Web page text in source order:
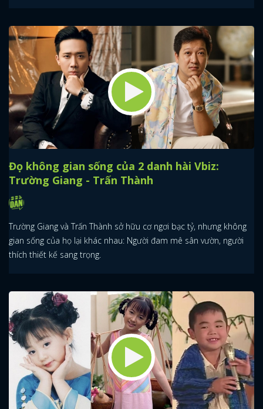
Đọ không gian sống của 2 danh hài Vbiz:
Trường Giang - Trấn Thành
Trường Giang và Trấn Thành sở hữu cơ ngơi bạc tỷ, nhưng không
gian sống của họ lại khác nhau: Người đam mê sân vườn, người
thích thiết kế sang trọng.